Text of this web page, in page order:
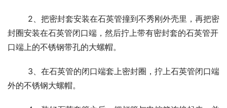
封圈安装在石英管闭口端，然后拧上带有密封套的石英管开
口端上的不锈钢带孔的大螺帽。
外的不锈钢大螺帽。